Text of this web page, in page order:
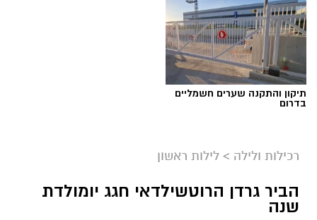
תיקון והתקנה שערים חשמליים
בדרום
רכילות ולילה > לילות ראשון
הביר גרדן הרוטשילדאי חגג יומולדת
שנה